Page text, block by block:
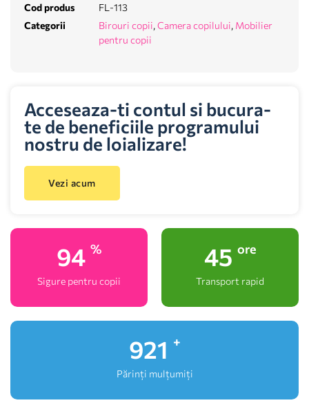
Cod produs
FL-113
Categorii
Birouri copii, Camera copilului, Mobilier
pentru copii
Acceseaza-ti contul si bucura-
te de beneficiile programului
nostru de loializare!
Vezi acum
100 %
Sigure pentru copii
48 ore
Transport rapid
1,000
Părinți mulțumiți